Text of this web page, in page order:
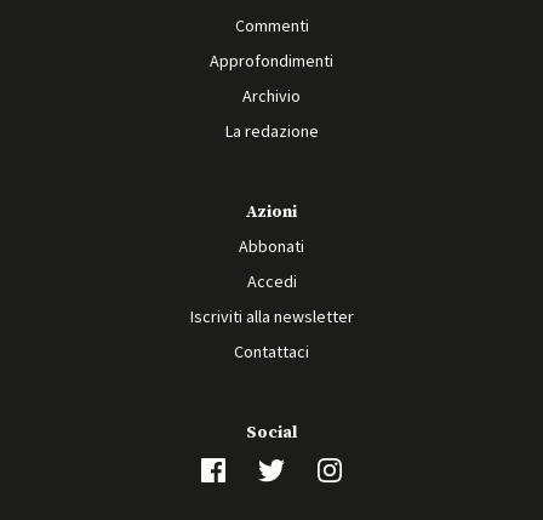
Commenti
Approfondimenti
Archivio
La redazione
Azioni
Abbonati
Accedi
Iscriviti alla newsletter
Contattaci
Social